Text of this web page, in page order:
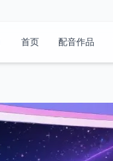
首页 配音作品